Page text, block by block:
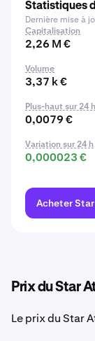
Statistiques
Dernière mise à
Capitalisation
2,26 M €
Volume
3,37 k €
Plus-haut sur 24 h
0,0079 €
Variation sur 24 h
0,000023 €
Acheter
Prix du Star
Le prix du Star